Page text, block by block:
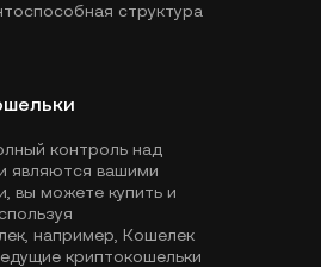
структура
контроль над
являются вашими
вы можете купить и
например, Кошелек
криптокошельки